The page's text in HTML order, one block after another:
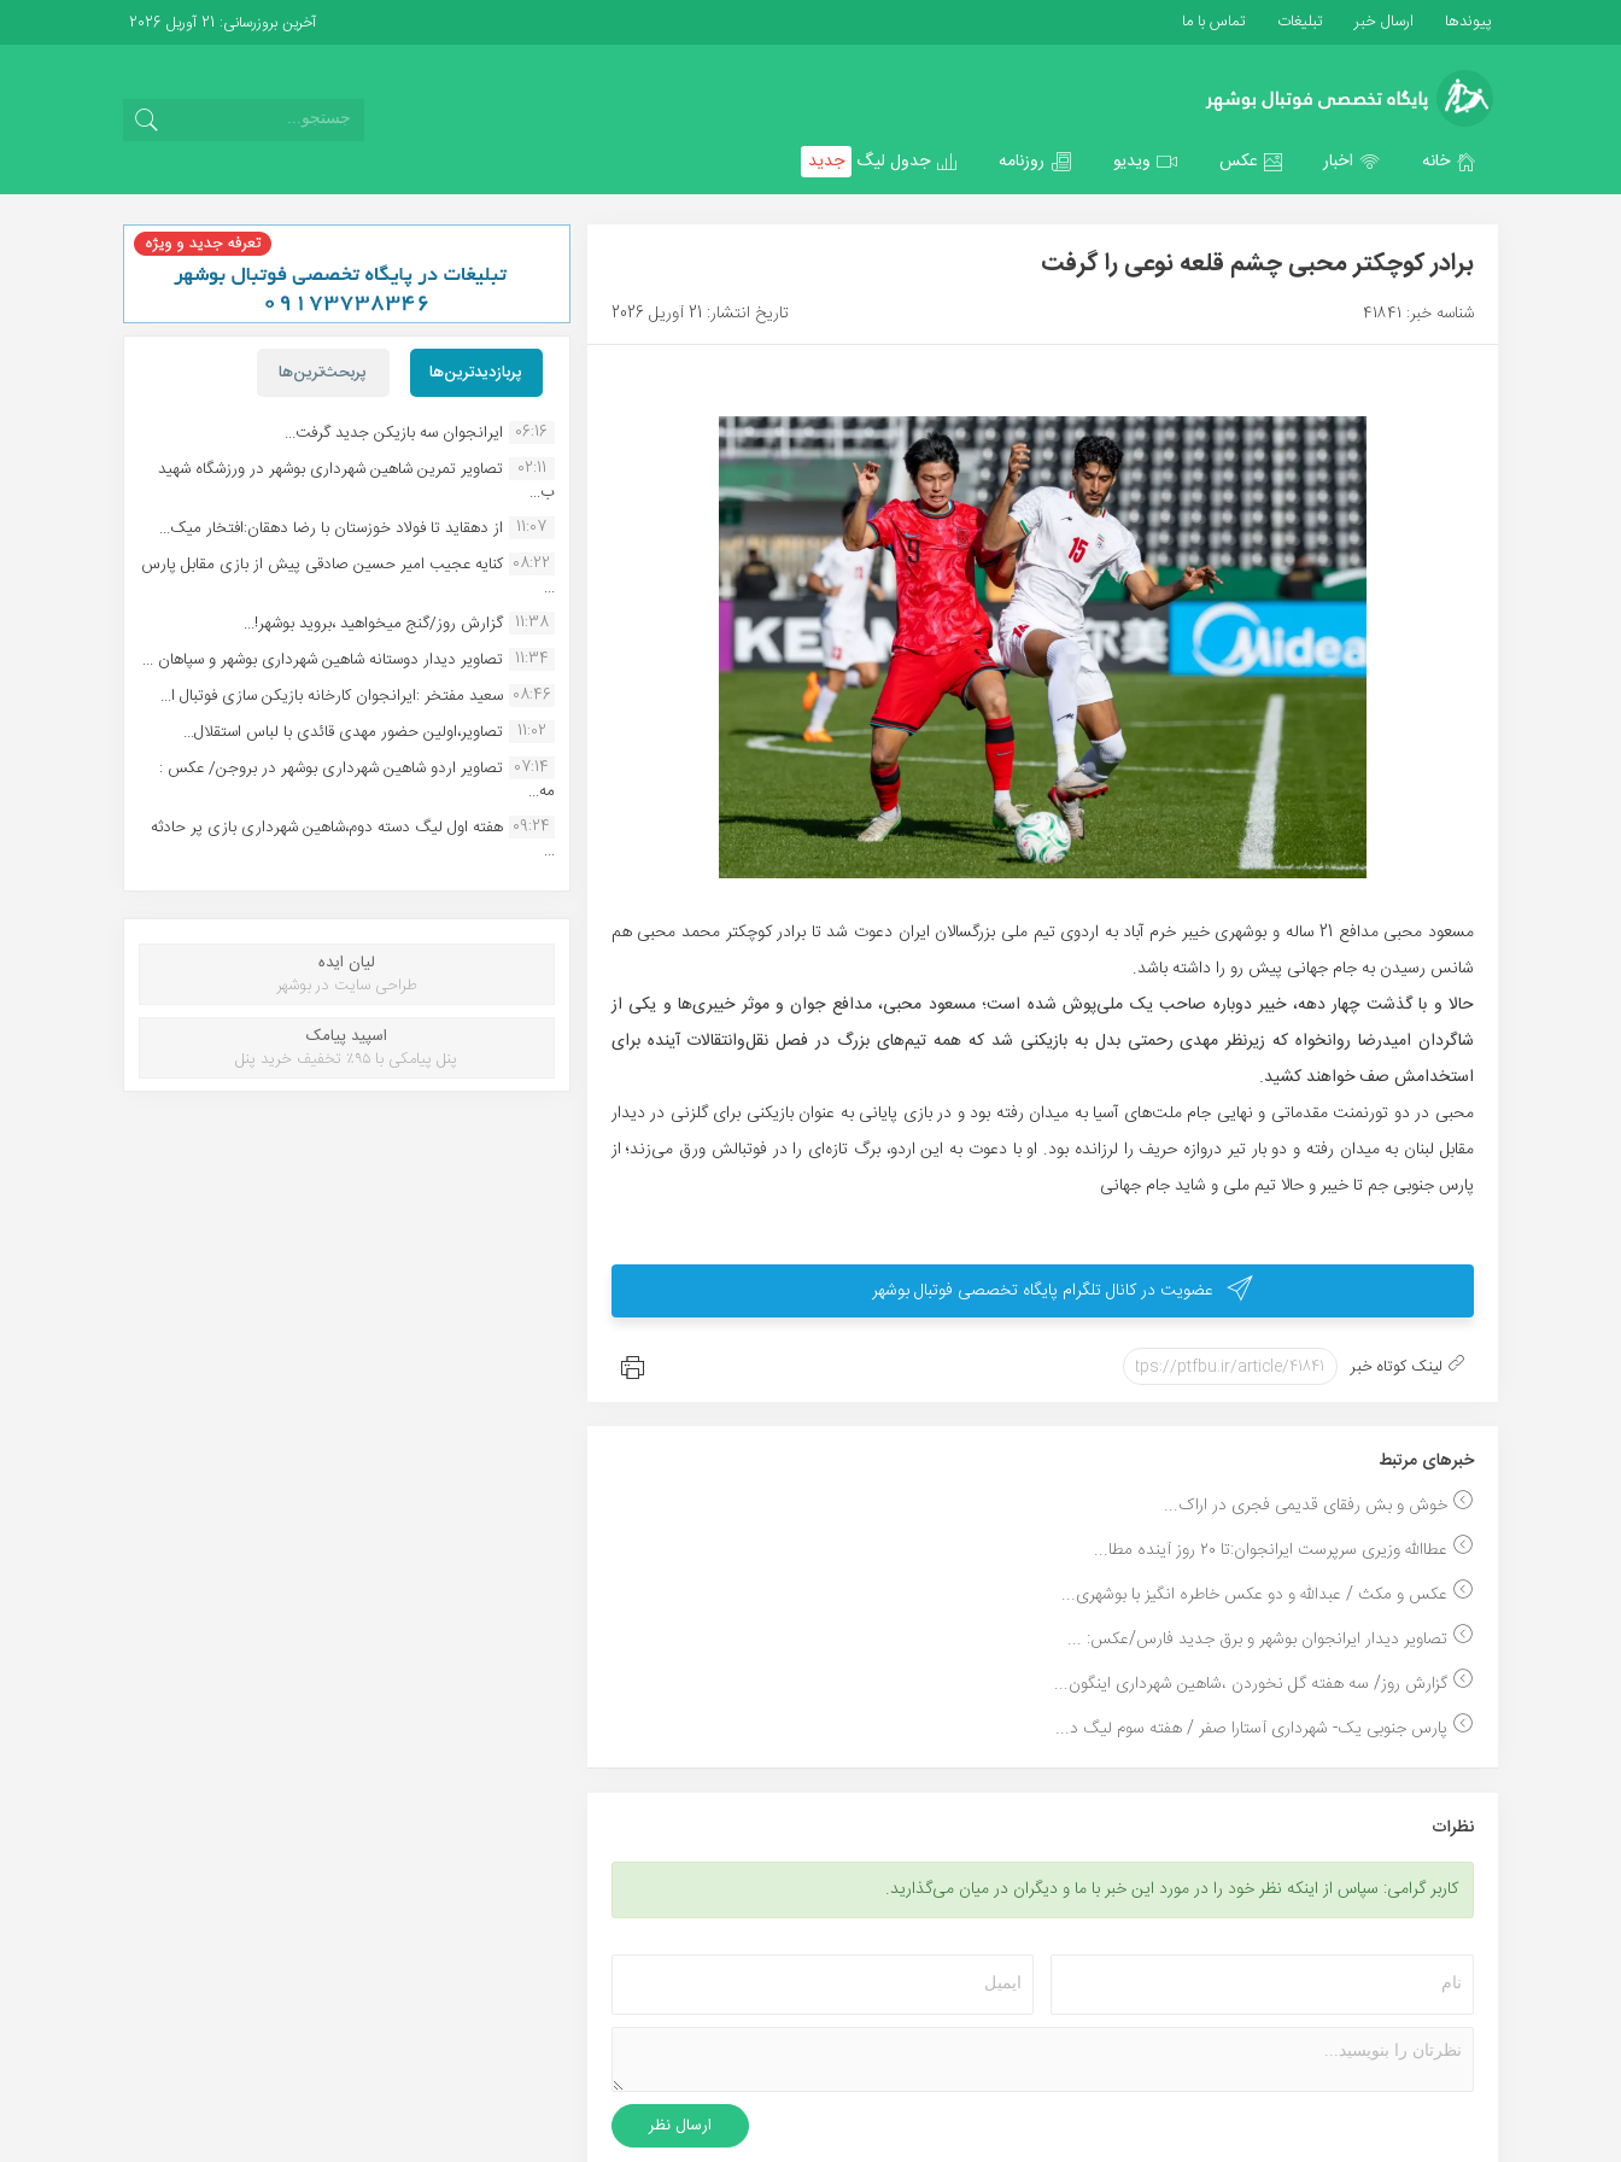
پیوندها ارسال خبر تبلیغات تماس با ما آخرین بروزرسانی: 21 آوریل 2026
خانه اخبار عکس ویدیو روزنامه جدول لیگ جدید
برادر کوچکتر محبی چشم قلعه نوعی را گرفت
شناسه خبر: 41841 تاریخ انتشار: 21 آوریل 2026
مسعود محبی مدافع 21 ساله و بوشهری خیبر خرم آباد به اردوی تیم ملی بزرگسالان ایران دعوت شد تا برادر کوچکتر محمد محبی هم
شانس رسیدن به جام جهانی پیش رو را داشته باشد.
حالا و با گذشت چهار دهه، خیبر دوباره صاحب یک ملی‌پوش شده است؛ مسعود محبی، مدافع جوان و موثر خیبری‌ها و یکی از
شاگردان امیدرضا روانخواه که زیرنظر مهدی رحمتی بدل به بازیکنی شد که همه تیم‌های بزرگ در فصل نقل‌وانتقالات آینده برای
استخدامش صف خواهند کشید.
محبی در دو تورنمنت مقدماتی و نهایی جام ملت‌های آسیا به میدان رفته بود و در بازی پایانی به عنوان بازیکنی برای گلزنی در دیدار
مقابل لبنان به میدان رفته و دو بار تیر دروازه حریف را لرزانده بود. او با دعوت به این اردو، برگ تازه‌ای را در فوتبالش ورق می‌زند؛ از
پارس جنوبی جم تا خیبر و حالا تیم ملی و شاید جام جهانی
عضویت در کانال تلگرام پایگاه تخصصی فوتبال بوشهر
لینک کوتاه خبر
خبر‌های مرتبط
خوش و بش رفقای قدیمی فجری در اراک...
عطاالله وزیری سرپرست ایرانجوان:تا ۲۰ روز آینده مطا...
عکس و مکث / عبدالله و دو عکس خاطره انگیز با بوشهری...
تصاویر دیدار ایرانجوان بوشهر و برق جدید فارس/عکس: ...
گزارش روز/ سه هفته گل نخوردن ،شاهین شهرداری اینگون...
پارس جنوبی یک- شهرداری آستارا صفر / هفته سوم لیگ د...
نظرات
کاربر گرامی: سپاس از اینکه نظر خود را در مورد این خبر با ما و دیگران در میان می‌گذارید.
پربازدیدترین‌ها پربحث‌ترین‌ها
06:16 ایرانجوان سه بازیکن جدید گرفت...
02:11
تصاویر تمرین شاهین شهردارى بوشهر در ورزشگاه شهید
ب...
11:07 از دهقاید تا فولاد خوزستان با رضا دهقان:افتخار میک...
08:22 کنایه عجیب امیر حسین صادقی پیش از بازی مقابل پارس
...
11:38 گزارش روز/گنج میخواهید ،بروید بوشهر!...
11:34 تصاویر دیدار دوستانه شاهین شهردارى بوشهر و سپاهان ...
08:46 سعید مفتخر :ایرانجوان کارخانه بازیکن سازی فوتبال ا...
11:02
تصاویر،اولین حضور مهدی قائدی با لباس استقلال...
07:14 تصاویر اردو شاهین شهرداری بوشهر در بروجن/ عکس :
مه...
09:24 هفته اول لیگ دسته دوم،شاهین شهرداری بازی پر حادثه
...
لیان ایده
طراحی سایت در بوشهر
اسپید پیامک
پنل پیامکی با ۹۵٪ تخفیف خرید پنل